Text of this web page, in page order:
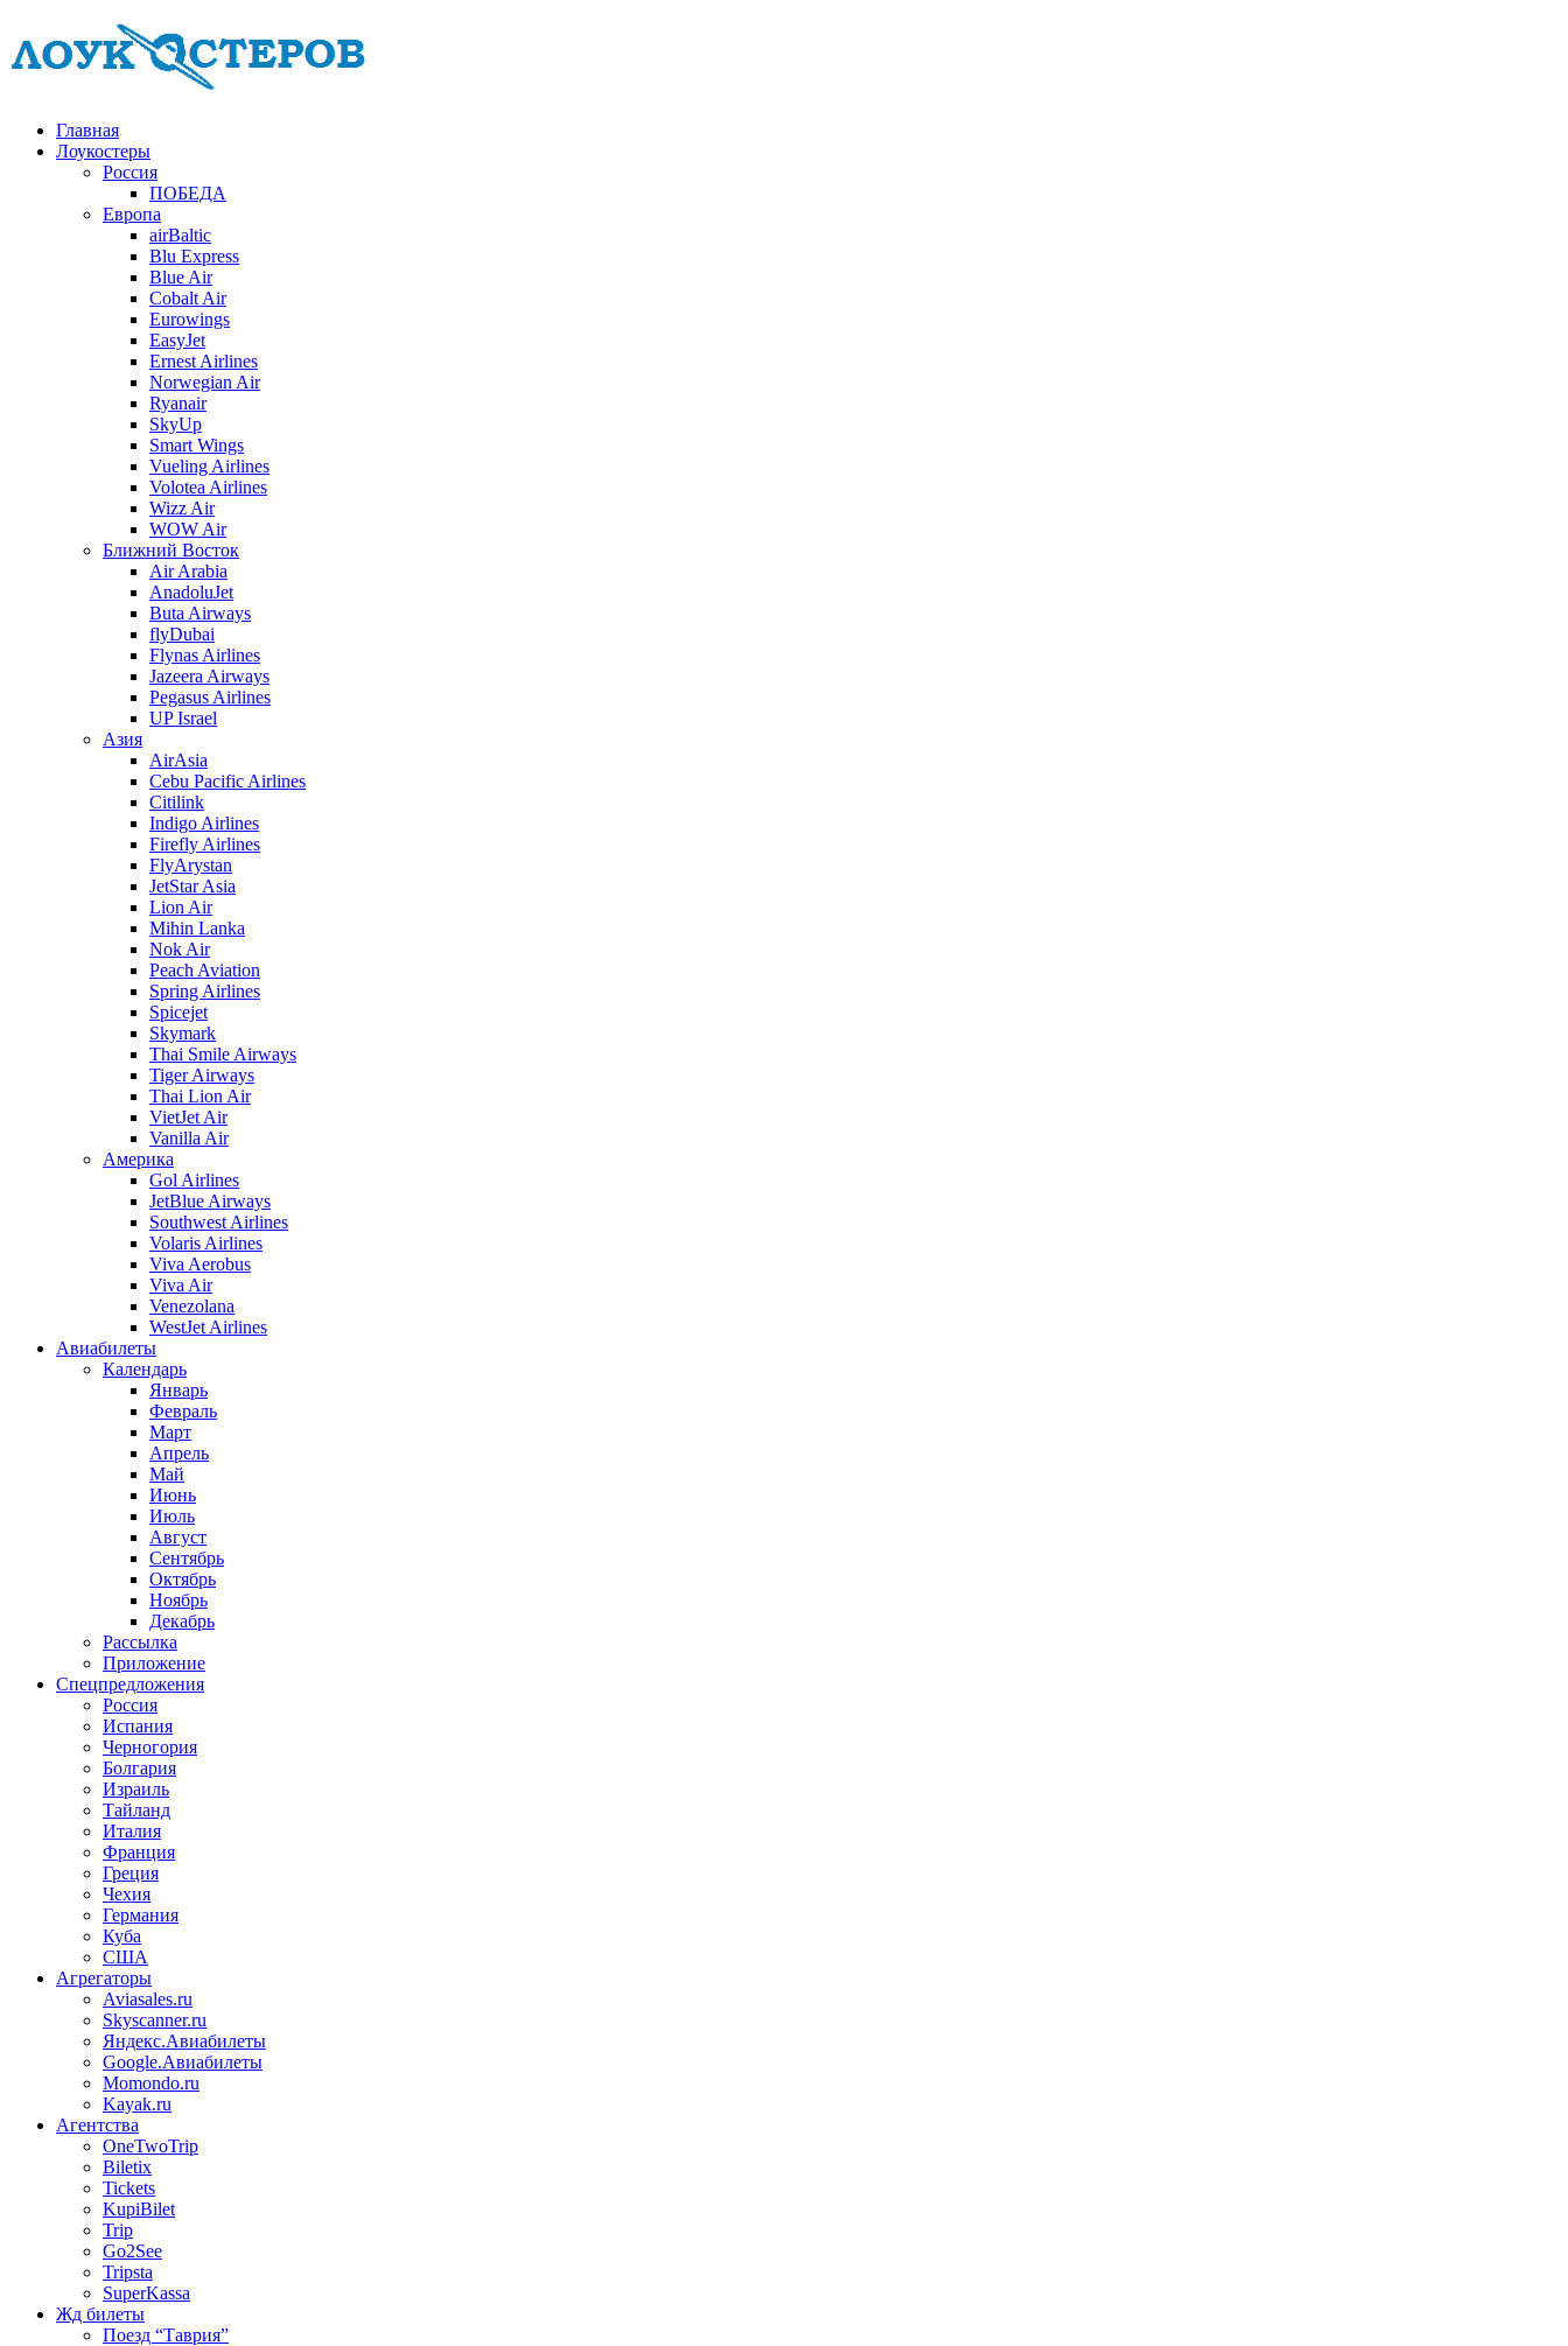
Главная
Лоукостеры
Россия
ПОБЕДА
Европа
airBaltic
Blu Express
Blue Air
Cobalt Air
Eurowings
EasyJet
Ernest Airlines
Norwegian Air
Ryanair
SkyUp
Smart Wings
Vueling Airlines
Volotea Airlines
Wizz Air
WOW Air
Ближний Восток
Air Arabia
AnadoluJet
Buta Airways
flyDubai
Flynas Airlines
Jazeera Airways
Pegasus Airlines
UP Israel
Азия
AirAsia
Cebu Pacific Airlines
Citilink
Indigo Airlines
Firefly Airlines
FlyArystan
JetStar Asia
Lion Air
Mihin Lanka
Nok Air
Peach Aviation
Spring Airlines
Spicejet
Skymark
Thai Smile Airways
Tiger Airways
Thai Lion Air
VietJet Air
Vanilla Air
Америка
Gol Airlines
JetBlue Airways
Southwest Airlines
Volaris Airlines
Viva Aerobus
Viva Air
Venezolana
WestJet Airlines
Авиабилеты
Календарь
Январь
Февраль
Март
Апрель
Май
Июнь
Июль
Август
Сентябрь
Октябрь
Ноябрь
Декабрь
Рассылка
Приложение
Спецпредложения
Россия
Испания
Черногория
Болгария
Израиль
Тайланд
Италия
Франция
Греция
Чехия
Германия
Куба
США
Агрегаторы
Aviasales.ru
Skyscanner.ru
Яндекс.Авиабилеты
Google.Авиабилеты
Momondo.ru
Kayak.ru
Агентства
OneTwoTrip
Biletix
Tickets
KupiBilet
Trip
Go2See
Tripsta
SuperKassa
Жд билеты
Поезд “Таврия”